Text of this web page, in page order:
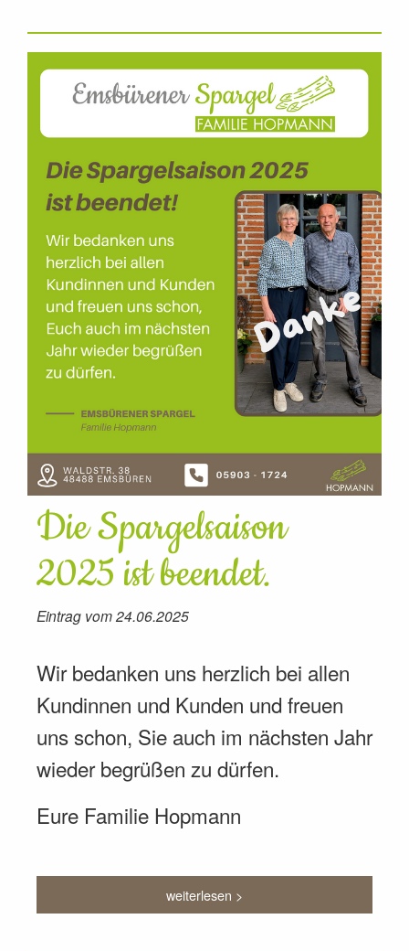
Die Spargelsaison
2025 ist beendet.
Eintrag vom 24.06.2025
Wir bedanken uns herzlich bei allen
Kundinnen und Kunden und freuen
uns schon, Sie auch im nächsten Jahr
wieder begrüßen zu dürfen.
Eure Familie Hopmann
weiterlesen >